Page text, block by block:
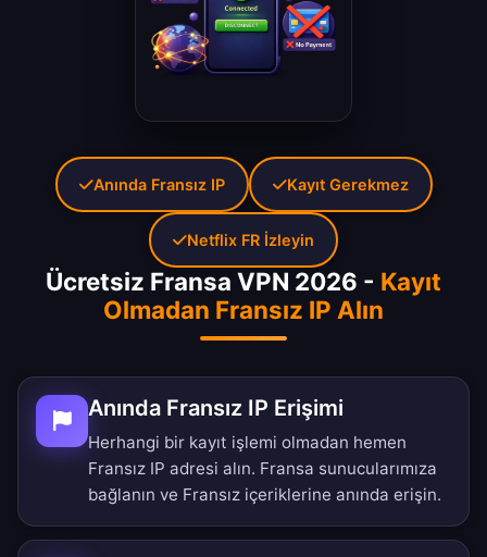
Ücretsiz Fransa VPN 2026 - Kayıt
Olmadan Fransız IP Alın
Anında Fransız IP Erişimi
Herhangi bir kayıt işlemi olmadan hemen
Fransız IP adresi alın. Fransa sunucularımıza
bağlanın ve Fransız içeriklerine anında erişin.
Anında Fransız IP Kayıt Gerekmez
Netflix FR İzleyin